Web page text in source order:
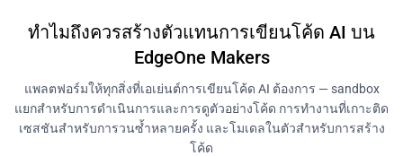
ทำไมถึงควรสร้างตัวแทนการเขียนโค้ด AI บน
EdgeOne Makers
แพลตฟอร์มให้ทุกสิ่งที่เอเย่นต์การเขียนโค้ด AI ต้องการ — sandbox
แยกสำหรับการดำเนินการและการดูตัวอย่างโค้ด การทำงานที่เกาะติด
เซสชันสำหรับการวนซ้ำหลายครั้ง และโมเดลในตัวสำหรับการสร้าง
โค้ด